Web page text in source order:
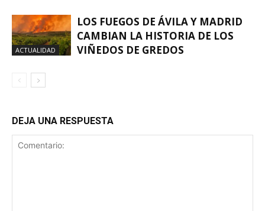
ACTUALIDAD
LOS FUEGOS DE ÁVILA Y MADRID
CAMBIAN LA HISTORIA DE LOS
VIÑEDOS DE GREDOS
DEJA UNA RESPUESTA